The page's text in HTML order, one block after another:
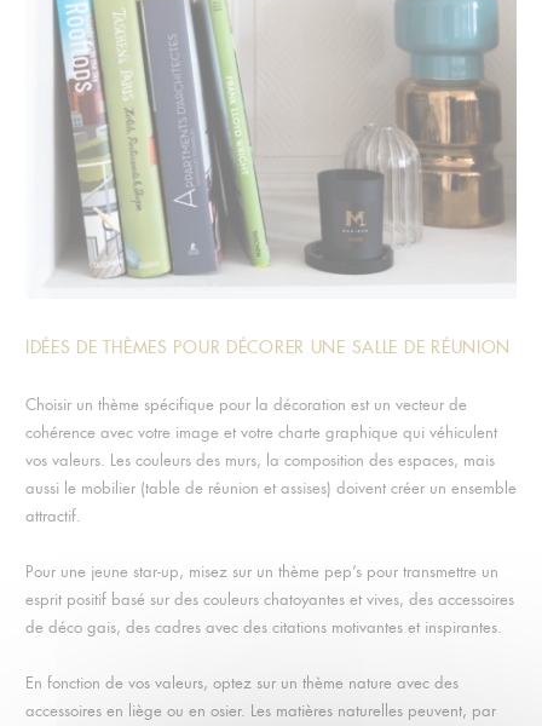
IDÉES DE THÈMES POUR DÉCORER UNE SALLE DE RÉUNION
Choisir un thème spécifique pour la décoration est un vecteur de
cohérence avec votre image et votre charte graphique qui véhiculent
vos valeurs. Les couleurs des murs, la composition des espaces, mais
aussi le mobilier (table de réunion et assises) doivent créer un ensemble
attractif.
Pour une jeune star-up, misez sur un thème pep’s pour transmettre un
esprit positif basé sur des couleurs chatoyantes et vives, des accessoires
de déco gais, des cadres avec des citations motivantes et inspirantes.
En fonction de vos valeurs, optez sur un thème nature avec des
accessoires en liège ou en osier. Les matières naturelles peuvent, par